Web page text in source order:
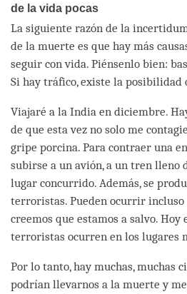
de la vida pocas
La siguiente razón de la
de la muerte es que hay más
seguir con vida. Piénsenlo bien:
Si hay tráfico, existe la posibilidad
Viajaré a la India en diciembre.
de que esta vez no solo me
gripe porcina. Para contraer una
subirse a un avión, a un tren lleno
lugar concurrido. Además, se
terroristas. Pueden ocurrir incluso
creemos que estamos a salvo. Hoy
terroristas ocurren en los lugares
Por lo tanto, hay muchas, muchas
podrían llevarnos a la muerte y